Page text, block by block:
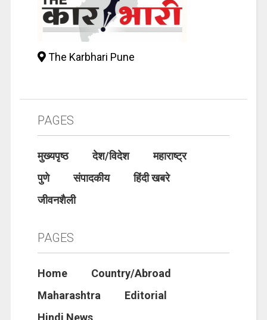
The Karbhari Pune
PAGES
मुख्यपृष्ठ देश/विदेश
महाराष्ट्र
पुणे
संपादकीय
हिंदी खबरे
जीवनशैली
PAGES
Home
Country/Abroad
Maharashtra
Editorial
Hindi News